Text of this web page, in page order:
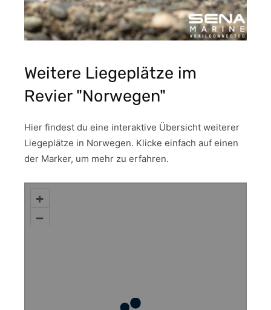
Weitere Liegeplätze im
Revier "Norwegen"
Hier findest du eine interaktive Übersicht weiterer
Liegeplätze in Norwegen. Klicke einfach auf einen
der Marker, um mehr zu erfahren.
+
–